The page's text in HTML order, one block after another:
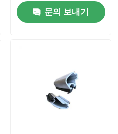
문의 보내기